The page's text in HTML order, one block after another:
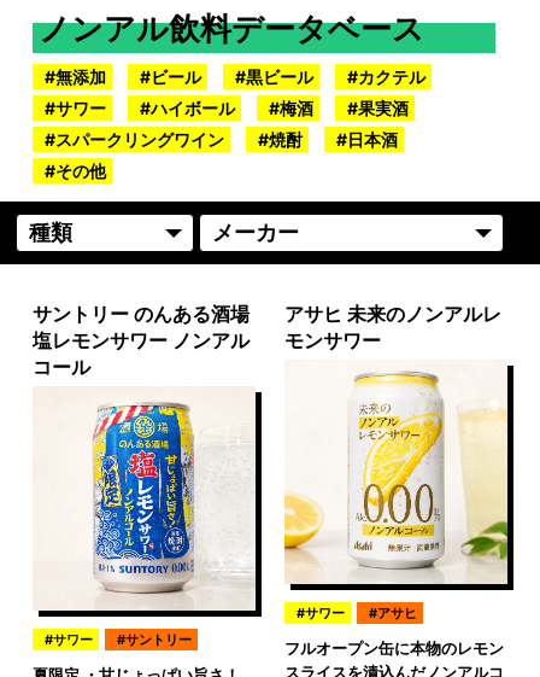
ノンアル飲料データベース
無添加 ビール 黒ビール
カクテル
サワー
ハイボール 梅酒
果実酒
スパークリングワイン
焼酎
日本酒
その他
サントリー のんある酒場
塩レモンサワー ノンアル
コール
サワー サントリー
アサヒ 未来のノンアルレ
モンサワー
サワー アサヒ
フルオープン缶に本物のレモン
スライスを漬込んだノンアルコ